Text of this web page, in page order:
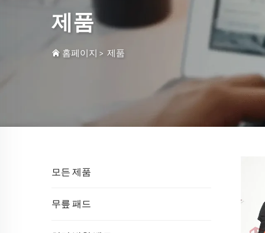
제품
홈페이지 > 제품
모든 제품
무릎 패드